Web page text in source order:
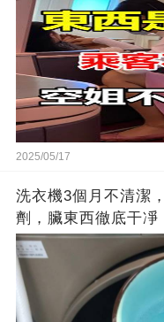
2025/05/17
洗衣機3個月不清潔
劑，臟東西徹底干凈